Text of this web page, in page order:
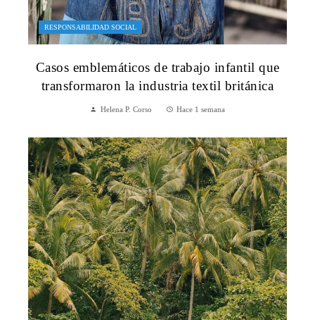
RESPONSABILIDAD SOCIAL
Casos emblemáticos de trabajo infantil que
transformaron la industria textil británica
Helena P. Corso Hace 1 semana